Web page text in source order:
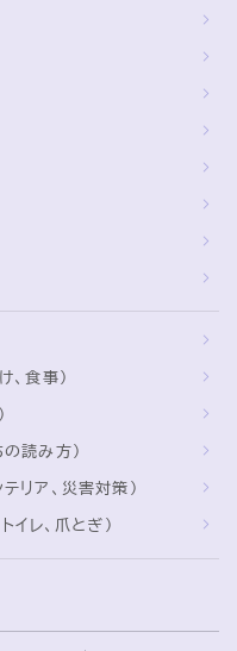
の読み方）
テリア、災害対
、食事）
読み方）
リア、災害対策）
イレ、爪とぎ）